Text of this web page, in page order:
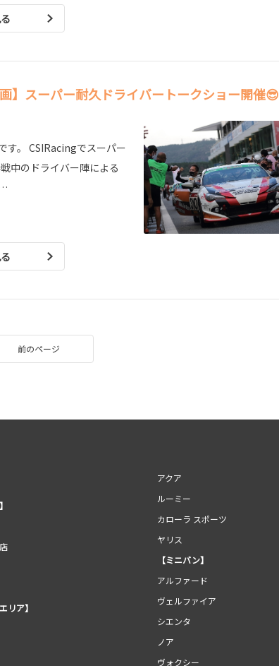
画】スーパー耐久ドライバートークショー開催😎
す。 CSIRacingでスーパー
中のドライバー陣による
前のページ
リア】
アクア
ルーミー
カローラ スポーツ
ヤリス
【ミニバン】
アルファード
ヴェルファイア
シエンタ
ノア
ヴォクシー